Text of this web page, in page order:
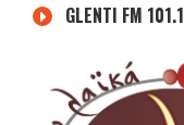
GLENTI FM 101.1